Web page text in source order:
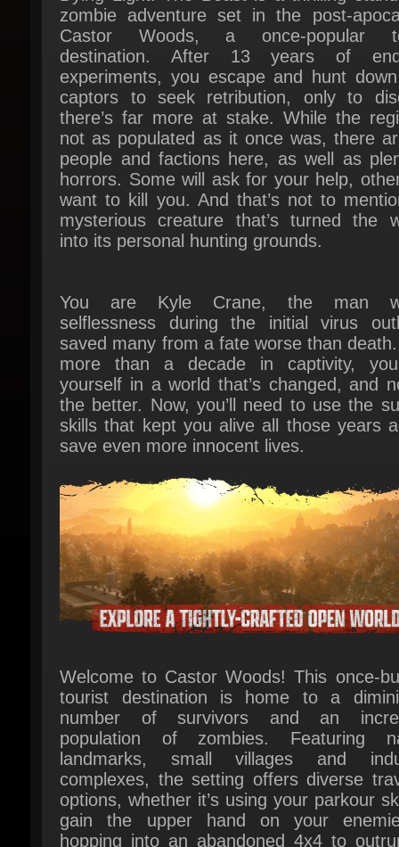
destination. After 13 years of
experiments, you escape and hunt down
captors to seek retribution, only to
there’s far more at stake. While the
not as populated as it once was, there
people and factions here, as well as
horrors. Some will ask for your help,
want to kill you. And that’s not to
mysterious creature that’s turned the
into its personal hunting grounds.
You are Kyle Crane, the man
more than a decade in captivity, you
yourself in a world that’s changed, and
the better. Now, you’ll need to use the
skills that kept you alive all those years
save even more innocent lives.
Welcome to Castor Woods! This once-
tourist destination is home to a
population of zombies. Featuring
landmarks, small villages and
complexes, the setting offers diverse
options, whether it’s using your parkour
gain the upper hand on your
hopping into an abandoned 4x4 to
horrors of the night.